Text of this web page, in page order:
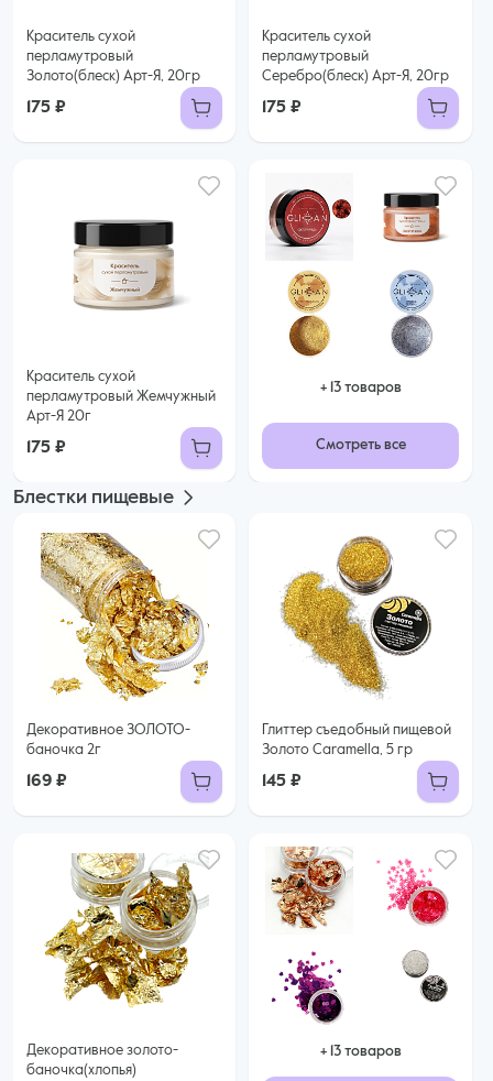
Краситель сухой
перламутровый
Золото(блеск) Арт-Я, 20гр
175 ₽
Краситель сухой
перламутровый
Серебро(блеск) Арт-Я, 20гр
175 ₽
Краситель сухой
перламутровый Жемчужный
Арт-Я 20г
175 ₽
+ 13 товаров
Смотреть все
Блестки пищевые
Декоративное ЗОЛОТО-
баночка 2г
169 ₽
Глиттер съедобный пищевой
Золото Caramella, 5 гр
145 ₽
Декоративное золото-
баночка(хлопья)
+ 13 товаров